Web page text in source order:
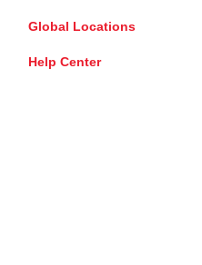
Global Locations
Help Center